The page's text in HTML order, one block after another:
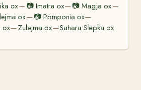
ox— 📷 Imatra ox— 📷 Magja ox—
ox— 📷 Pomponia ox—
ox— Zulejma ox—Sahara Slepka ox